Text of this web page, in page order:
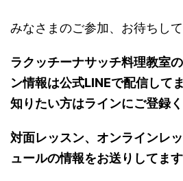
みなさまのご参加、お待ちし
ラクッチーナサッチ料理教室
ン情報は公式LINEで配信して
知りたい方はラインにご登録
対面レッスン、オンラインレ
ュールの情報をお送りしてます